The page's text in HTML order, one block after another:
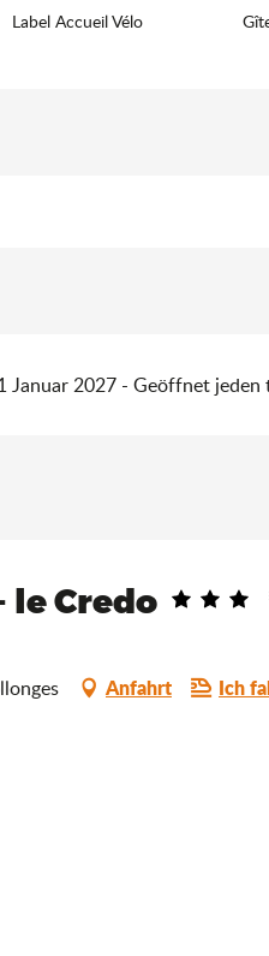
Label Accueil Vélo
Januar 2027 - Geöffnet jeden
le Credo
Anfahrt Ich